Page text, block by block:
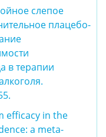
слепое
плацебо-
в терапии
efficacy in the
a meta-